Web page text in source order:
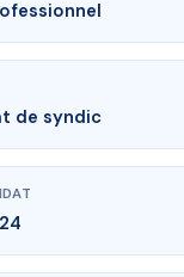
de syndic